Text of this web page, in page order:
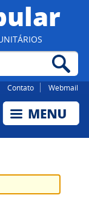
Contato Webmail